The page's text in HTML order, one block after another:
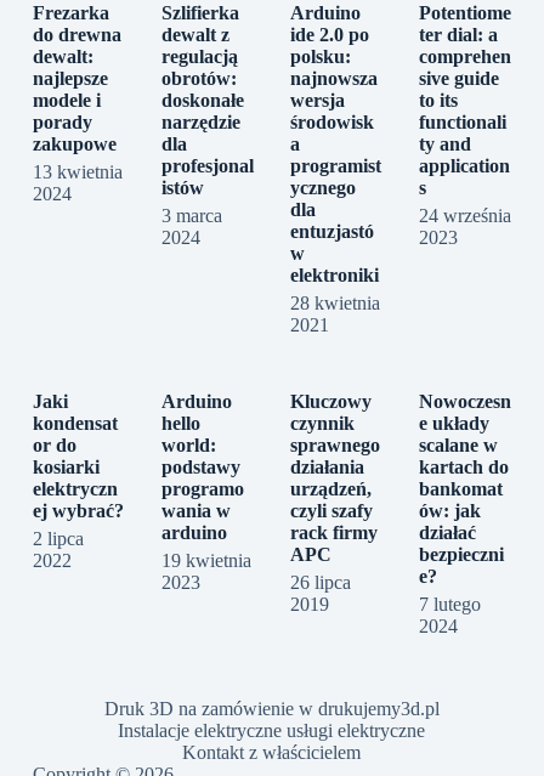
Frezarka
do drewna
dewalt:
najlepsze
modele i
porady
zakupowe
13 kwietnia
2024
Szlifierka
dewalt z
regulacją
obrotów:
doskonałe
narzędzie
dla
profesjonal
istów
3 marca
2024
Arduino
ide 2.0 po
polsku:
najnowsza
wersja
środowisk
a
programist
ycznego
dla
entuzjastó
w
elektroniki
28 kwietnia
2021
Potentiome
ter dial: a
comprehen
sive guide
to its
functionali
ty and
application
s
24 września
2023
Jaki
kondensat
or do
kosiarki
elektryczn
ej wybrać?
2 lipca
2022
Arduino
hello
world:
podstawy
programo
wania w
arduino
19 kwietnia
2023
Kluczowy
czynnik
sprawnego
działania
urządzeń,
czyli szafy
rack firmy
APC
26 lipca
2019
Nowoczesn
e układy
scalane w
kartach do
bankomat
ów: jak
działać
bezpieczni
e?
7 lutego
2024
Druk 3D na zamówienie w drukujemy3d.pl
Instalacje elektryczne usługi elektryczne
Kontakt z właścicielem